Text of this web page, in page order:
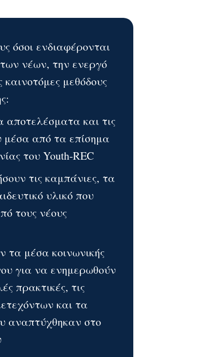
όσοι ενδιαφέρονται
νέων, την ενεργό
καινοτόμες μεθόδους
και τις
μέσα από τα επίσημα
του Youth-REC
τις καμπάνιες, τα
υλικό που
τους νέους
τα μέσα κοινωνικής
για να ενημερωθούν
πρακτικές, τις
και τα
αναπτύχθηκαν στο